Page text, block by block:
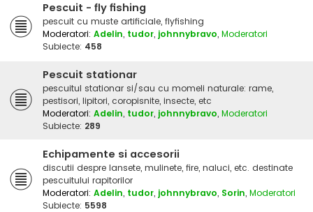
Pescuit - fly fishing
pescuit cu muste artificiale, flyfishing
Moderatori: Adelin, tudor, johnnybravo, Moderatori
Subiecte: 458
Pescuit stationar
pescuitul stationar si/sau cu momeli naturale: rame,
pestisori, lipitori, coropisnite, insecte, etc
Moderatori: Adelin, tudor, johnnybravo, Moderatori
Subiecte: 289
Echipamente si accesorii
discutii despre lansete, mulinete, fire, naluci, etc. destinate
pescuitului rapitorilor
Moderatori: Adelin, tudor, johnnybravo, Sorin, Moderatori
Subiecte: 5598